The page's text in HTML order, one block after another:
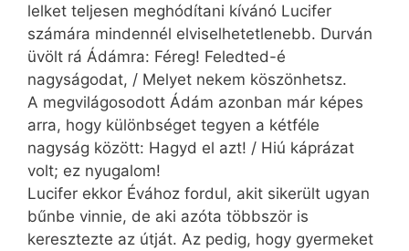
lelket teljesen meghódítani kívánó Lucifer
számára mindennél elviselhetetlenebb. Durván
üvölt rá Ádámra: Féreg! Feledted-é
nagyságodat, / Melyet nekem köszönhetsz.
A megvilágosodott Ádám azonban már képes
arra, hogy különbséget tegyen a kétféle
nagyság között: Hagyd el azt! / Hiú káprázat
volt; ez nyugalom!
Lucifer ekkor Évához fordul, akit sikerült ugyan
bűnbe vinnie, de aki azóta többször is
keresztezte az útját. Az pedig, hogy gyermeket